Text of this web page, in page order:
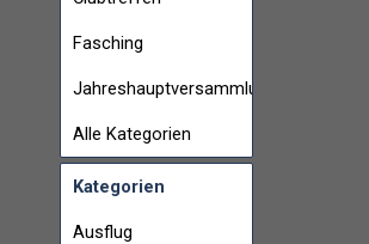
Fasching
Jahreshauptversammlung
Alle Kategorien
Kategorien
Ausflug